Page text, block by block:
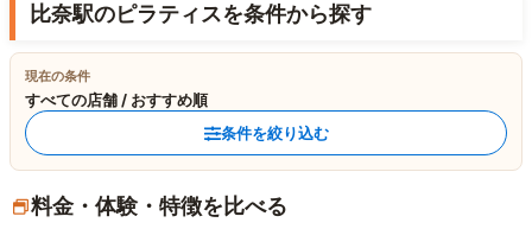
比奈駅のピラティスを条件から探す
現在の条件
すべての店舗 / おすすめ順
条件を絞り込む
料金・体験・特徴を比べる